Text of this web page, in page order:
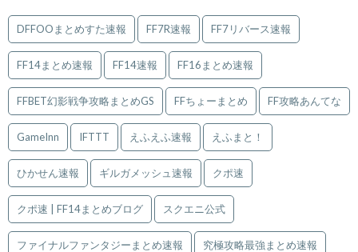
DFFOOまとめすた速報 FF7R速報 FF7リバース速報
FF14まとめ速報 FF14速報 FF16まとめ速報
FFBET幻影戦争攻略まとめGS FFちょーまとめ FF攻略あんてな
GameInn IFTTT えふえふ速報 えふまと！
ひかせん速報 ギルガメッシュ速報 クポ速
クポ速 | FF14まとめブログ スクエニ公式
ファイナルファンタジーまとめ速報 究極攻略最強まとめ速報